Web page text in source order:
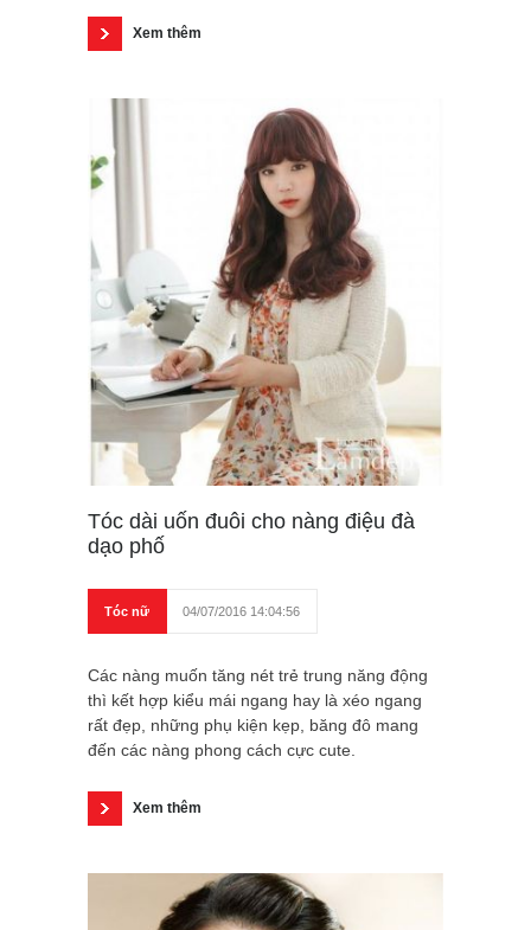
Xem thêm
Tóc dài uốn đuôi cho nàng điệu đà
dạo phố
Tóc nữ 04/07/2016 14:04:56
Các nàng muốn tăng nét trẻ trung năng động
thì kết hợp kiểu mái ngang hay là xéo ngang
rất đẹp, những phụ kiện kẹp, băng đô mang
đến các nàng phong cách cực cute.
Xem thêm